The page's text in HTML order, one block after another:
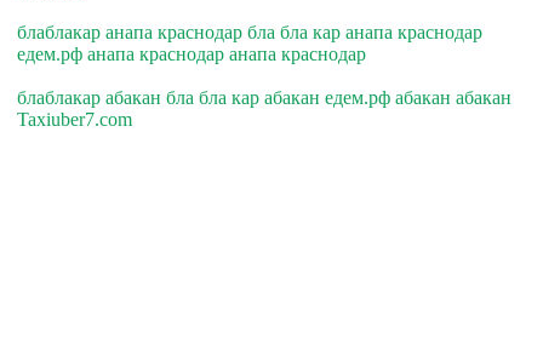
блаблакар анапа краснодар бла бла кар анапа краснодар
едем.рф анапа краснодар анапа краснодар
блаблакар абакан бла бла кар абакан едем.рф абакан абакан
Taxiuber7.com